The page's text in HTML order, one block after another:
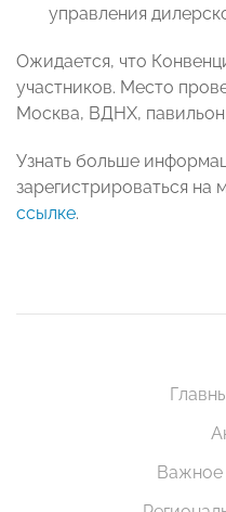
управления
Ожидается, что
участников. Место
Москва, ВДНХ, павильон
Узнать больше
зарегистрироваться
ссылке.
Важное